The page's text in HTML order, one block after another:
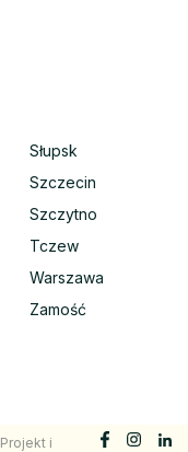
Słupsk
Szczecin
Szczytno
Tczew
Warszawa
Zamość
Projekt i